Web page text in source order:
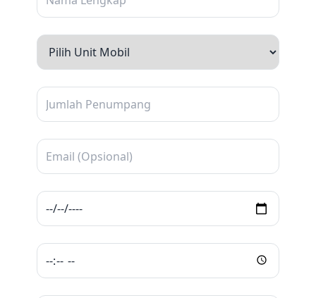
Banjarbaru merupakan salah satu kota wisata
wisata alam, kuliner, hingga wisata keluarga.
Beberapa tempat populer seperti Danau Seran
dan Museum Lambung Mangkurat menjadi
daya tarik bagi wisatawan lokal maupun luar
daerah. Didukung suasana kota yang nyaman,
kuliner khas Banjar, Banjarbaru menjadi
destinasi favorit untuk liburan maupun
Agar perjalanan ke berbagai lokasi wisata
terasa lebih mudah dan efisien, menggunakan
sewa mobil Banjarbaruadalah pilihan yang
tepat. Denganlayanan rental mobil
Banjarbaru
, Anda bisa mengatur rute sendiri